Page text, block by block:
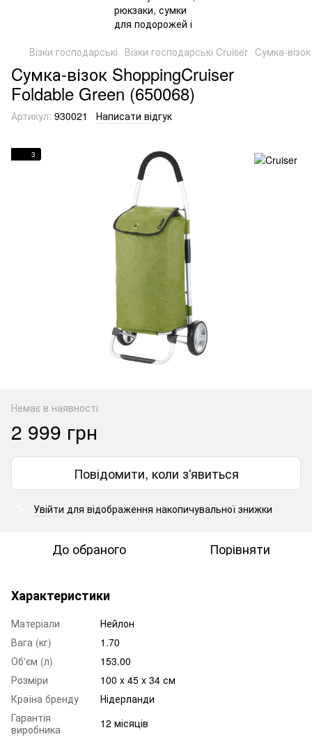
Візки господарські Візки господарські Cruiser Cумка-
Cумка-візок ShoppingCruiser
Foldable Green (650068)
Артикул: 930021 Написати відгук
3
Немає в наявності
2 999 грн
Повідомити, коли з'явиться
Увійти для відображення накопичувальної знижки
До обраного Порівняти
Характеристики
Матеріали
Нейлон
Вага (кг)
1.70
Об'єм (л)
153.00
Розміри
100 x 45 x 34 см
Країна бренду
Нідерланди
Гарантія
виробника
12 місяців